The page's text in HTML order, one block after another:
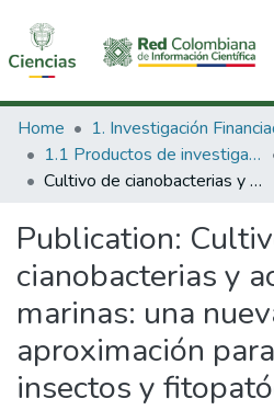
Communities & Collections
All of DSpace
Home
1.1 Productos de investigación
Cultivo de cianobacterias y actinobacterias marinas: una nueva aproximación para el control de insectos y fitopatógenos
Publication:
cianobacterias y
marinas: una
aproximación
insectos y